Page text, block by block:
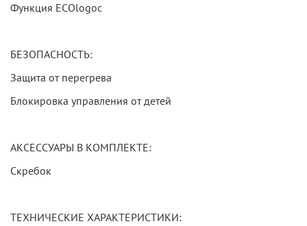
Функция ECOlogoc
БЕЗОПАСНОСТЬ:
Защита от перегрева
Блокировка управления от детей
АКСЕССУАРЫ В КОМПЛЕКТЕ:
Скребок
ТЕХНИЧЕСКИЕ ХАРАКТЕРИСТИКИ: